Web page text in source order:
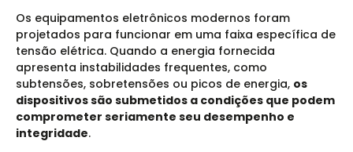
Os equipamentos eletrônicos modernos foram
projetados para funcionar em uma faixa específica de
tensão elétrica. Quando a energia fornecida
apresenta instabilidades frequentes, como
subtensões, sobretensões ou picos de energia, os
dispositivos são submetidos a condições que podem
comprometer seriamente seu desempenho e
integridade.